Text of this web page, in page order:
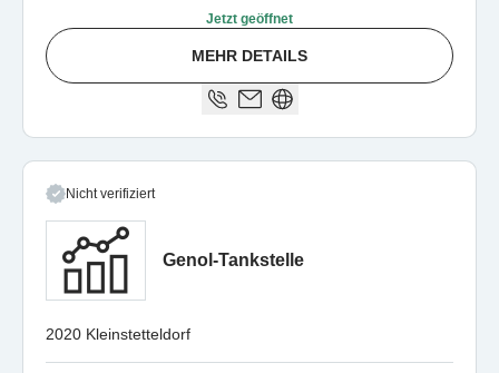
Jetzt geöffnet
MEHR DETAILS
Nicht verifiziert
Genol-Tankstelle
2020 Kleinstetteldorf